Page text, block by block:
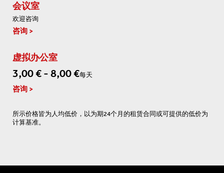
会议室
欢迎咨询
咨询
虚拟办公室
3,00 € - 8,00 €每天
咨询
所示价格皆为人均低价，以为期24个月的租赁合同或可提供的低价为
计算基准。